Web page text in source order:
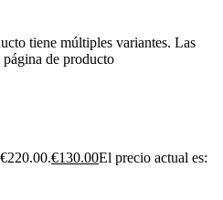
tiene múltiples variantes. Las
de producto
€130.00El precio actual es: